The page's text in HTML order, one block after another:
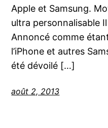
Apple et Samsung.
ultra personnalisable
Annoncé comme
l’iPhone et autres
été dévoilé […]
août 2, 2013